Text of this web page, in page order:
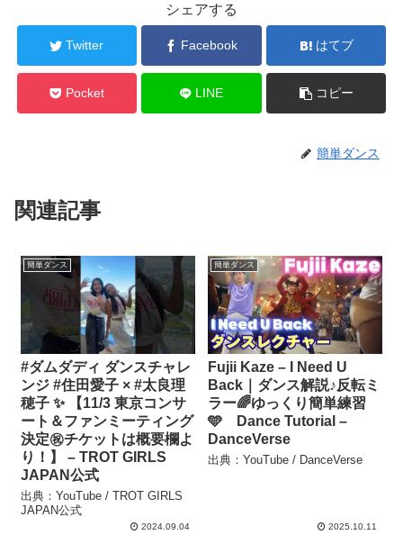
シェアする
Twitter Facebook はてブ
Pocket LINE コピー
簡単ダンス
関連記事
簡単ダンス
#ダムダディ ダンスチャレ
ンジ #住田愛子 × #太良理
穂子 ✨ 【11/3 東京コンサ
ート＆ファンミーティング
決定㊗️チケットは概要欄よ
り！】 – TROT GIRLS
JAPAN公式
出典：YouTube / TROT GIRLS
JAPAN公式
2024.09.04
簡単ダンス
Fujii Kaze – I Need U
Back｜ダンス解説♪反転ミ
ラー🌈ゆっくり簡単練習
🩵 Dance Tutorial –
DanceVerse
出典：YouTube / DanceVerse
2025.10.11